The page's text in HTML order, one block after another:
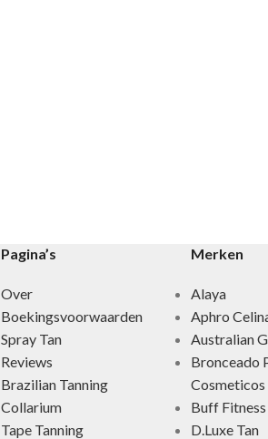
Pagina’s
Over
Boekingsvoorwaarden
Spray Tan
Reviews
Brazilian Tanning
Collarium
Tape Tanning
Merken
Alaya
Aphro
Australian
Bronceado
Cosmeticos
Buff Fitness
D.Luxe Tan